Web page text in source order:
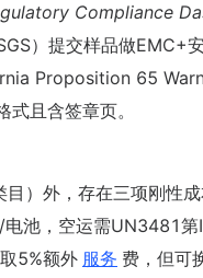
Compliance
）提交样品做
Proposition 65
且含签章页。
目）外，存在三项刚性
/电池，空运需UN3481
5%额外 服务 费，但可